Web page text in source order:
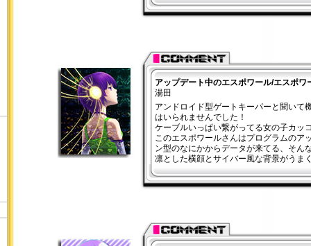
アップデート中のエスポワール/エスポワ
湯田
アンドロイド型ゲートキーパーと聞いて
はいられませんでした！
ケーブルいっぱい繋がってる女の子カッ
このエスポワールさんはプログラムのア
ン型のなにかからデータが来てる、そん
凛とした横顔とサイバー風な背景がうま